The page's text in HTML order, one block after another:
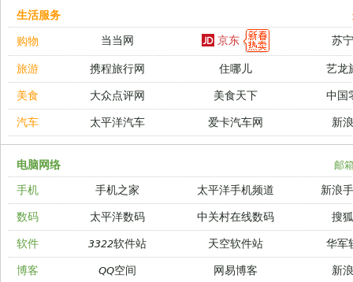
生活服务
购物
当当网 京东 苏
旅游 携程旅行网 住哪儿
艺龙
美食
大众点评网 美食天下
中国
汽车
太平洋汽车 爱卡汽车网 新
邮
电脑网络
手机
手机之家 太平洋手机频道
新浪
数码
太平洋数码 中关村在线数码
搜
软件
3322软件站 天空软件站
华军
博客
QQ空间 网易博客 新